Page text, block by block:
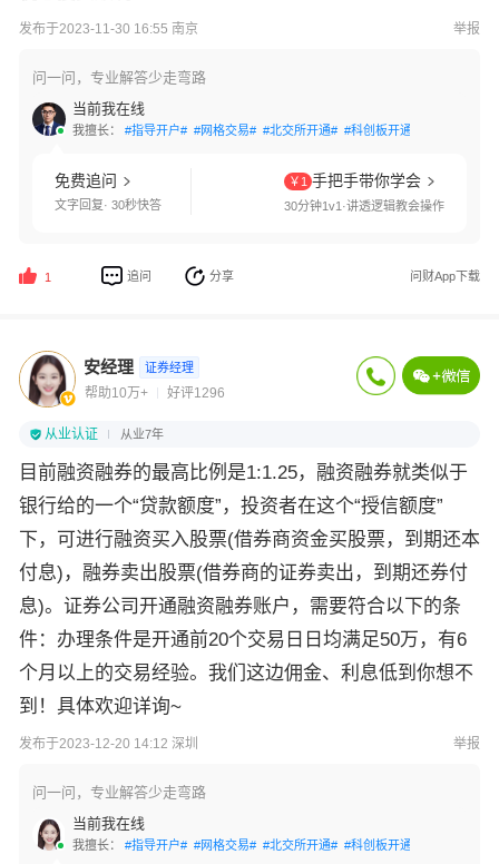
发布于2023-11-30 16:55 南京 举报
问一问，专业解答少走弯路
当前我在线
我擅长： #指导开户# #网格交易# #北交所开通# #科创板开通#
免费追问
文字回复· 30秒快答
￥1 手把手带你学会
30分钟1v1·讲透逻辑教会操作
1 追问 分享 问财App下载
安经理 证券经理
帮助10万+ 好评1296
从业认证 从业7年
目前融资融券的最高比例是1:1.25，融资融券就类似于
银行给的一个“贷款额度”，投资者在这个“授信额度”
下，可进行融资买入股票(借券商资金买股票，到期还本
付息)，融券卖出股票(借券商的证券卖出，到期还券付
息)。证券公司开通融资融券账户，需要符合以下的条
件：办理条件是开通前20个交易日日均满足50万，有6
个月以上的交易经验。我们这边佣金、利息低到你想不
到！具体欢迎详询~
发布于2023-12-20 14:12 深圳 举报
问一问，专业解答少走弯路
当前我在线
我擅长： #指导开户# #网格交易# #北交所开通# #科创板开通#